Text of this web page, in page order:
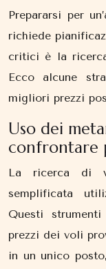
Prepararsi per
richiede
critici è la
Ecco alcune
migliori prezzi
Uso dei
confrontare
La ricerca di
semplificata
Questi
prezzi dei voli
in un unico